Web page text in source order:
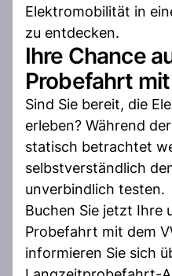
Elektromobilität in
zu entdecken.
Ihre Chance
Probefahrt
Sind Sie bereit, die
erleben? Während
statisch betrachtet
selbstverständlich
unverbindlich testen.
Buchen Sie jetzt Ihre
Probefahrt mit dem
informieren Sie sich